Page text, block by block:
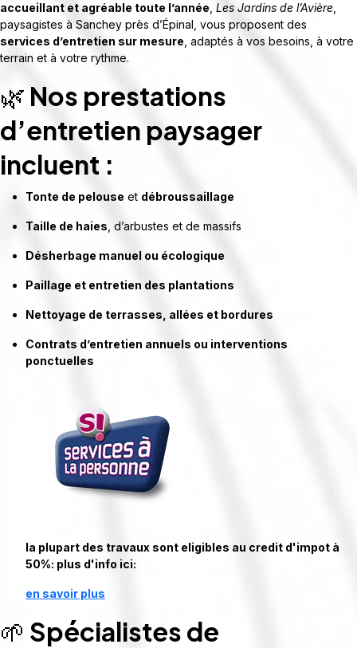
accueillant et agréable toute l’année Les Jardins de l’Avière
paysagistes à Sanchey près d’Épinal, vous proposent des
services d’entretien sur mesure , adaptés à vos besoins, à votre
terrain et à votre rythme.
🌿 Nos prestations
d’entretien paysager
incluent :
Tonte de pelouse et débroussaillage
Taille de haies , d’arbustes et de massifs
Désherbage manuel ou écologique
Paillage et entretien des plantations
Nettoyage de terrasses, allées et bordures
Contrats d’entretien annuels ou interventions
ponctuelles
la plupart des travaux sont eligibles au credit d'impot à
50%: plus d'info ici:
en savoir plus
🌱 Spécialistes de